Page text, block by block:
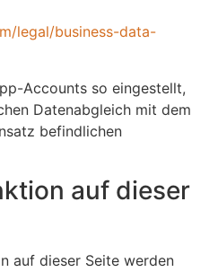
legal/business-data-
Accounts so eingestellt,
Datenabgleich mit dem
befindlichen
auf dieser
auf dieser Seite werden